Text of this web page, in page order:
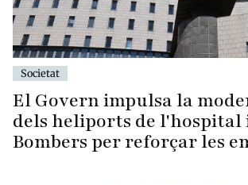
Societat
El Govern impulsa la
dels heliports de l'hospital
Bombers per reforçar les